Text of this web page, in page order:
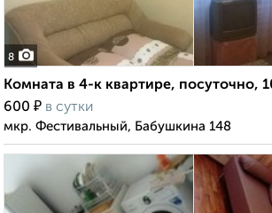
8
Комната в 4-к квартире, посуточно,
600 ₽ в сутки
мкр. Фестивальный, Бабушкина 148